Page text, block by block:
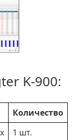
K-900:
Количество
1 шт.